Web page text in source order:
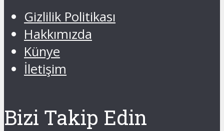
Gizlilik Politikası
Hakkımızda
Künye
İletişim
Bizi Takip Edin